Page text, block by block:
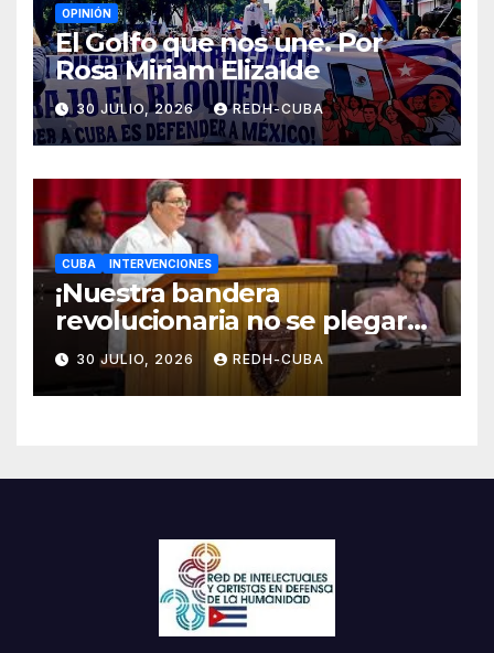
OPINIÓN
El Golfo que nos une. Por
Rosa Miriam Elizalde
30 JULIO, 2026 REDH-CUBA
CUBA INTERVENCIONES
¡Nuestra bandera
revolucionaria no se plegará
jamás! Por Bruno Rodríguez
Parrilla
30 JULIO, 2026 REDH-CUBA